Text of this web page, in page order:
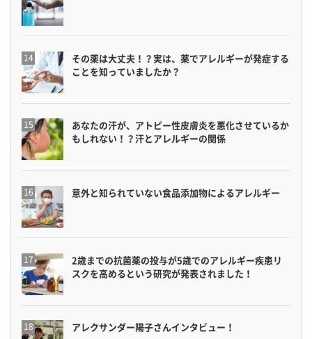
その薬は大丈夫！？実は、薬でアレルギーが発症する
ことを知っていましたか？
あなたの汗が、アトピー性皮膚炎を悪化させているか
もしれない！？汗とアレルギーの関係
意外と知られていない食品添加物によるアレルギー
2歳までの抗菌薬の投与が5歳でのアレルギー疾患リ
スクを高めるという研究が発表されました！
アレクサンダー陽子さんインタビュー！